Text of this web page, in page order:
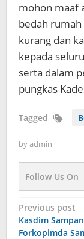
mohon maaf
bedah rumah
kurang dan
kepada
serta dalam
pungkas
Tagged
byadmin
Follow Us On
Navigasi
pos
Previous post
Kasdim
Forkopimda